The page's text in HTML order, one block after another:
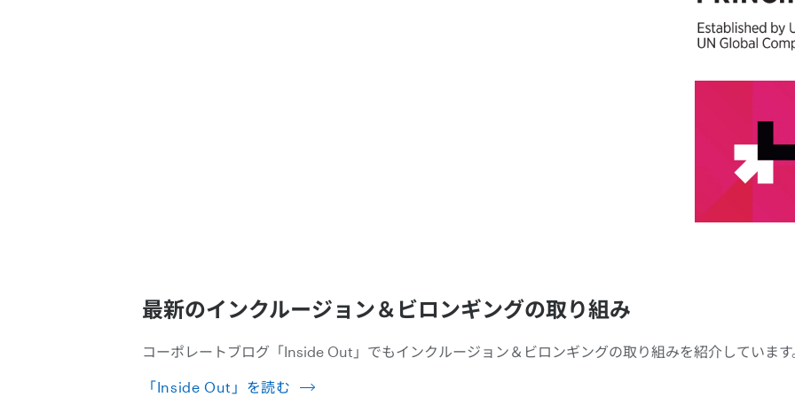
最新のインクルージョン＆ビロンギングの取り組み
コーポレートブログ「Inside Out」でもインクルージョン＆ビロンギングの取り組みを紹介しています
「Inside Out」を読む